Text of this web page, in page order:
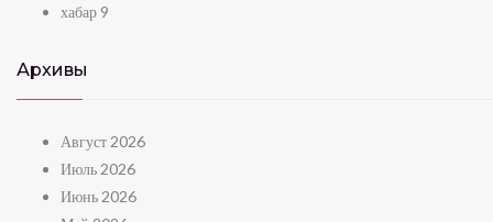
хабар 9
Архивы
Август 2026
Июль 2026
Июнь 2026